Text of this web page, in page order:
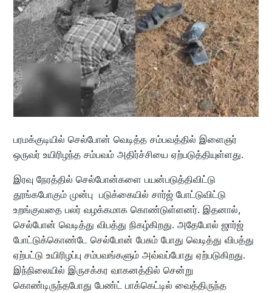
பரமக்குடியில் செல்போன் வெடித்த சம்பவத்தில் இளைஞர்
ஒருவர் உயிரிழந்த சம்பவம் அதிர்ச்சியை ஏற்படுத்தியுள்ளது.
இரவு நேரத்தில் செல்போன்களை பயன்படுத்திவிட்டு
தூங்கபோகும் முன்பு படுக்கையில் சார்ஜ் போட்டுவிட்டு
உறங்குவதை பலர் வழக்கமாக கொண்டுள்ளனர். இதனால்,
செல்போன் வெடித்து விபத்து நிகழ்கிறது. அதேபோல் ஜார்ஜ்
போட்டுக்கொண்டே செல்போன் பேசும் போது வெடித்து விபத்து
ஏற்பட்டு உயிரிழப்பு சம்பவங்களும் அவ்வப்போது ஏற்படுகிறது.
இந்நிலையில் இருசக்கர வாகனத்தில் சென்று
கொண்டிருந்தபோது பேண்ட் பாக்கெட்டில் வைத்திருந்த